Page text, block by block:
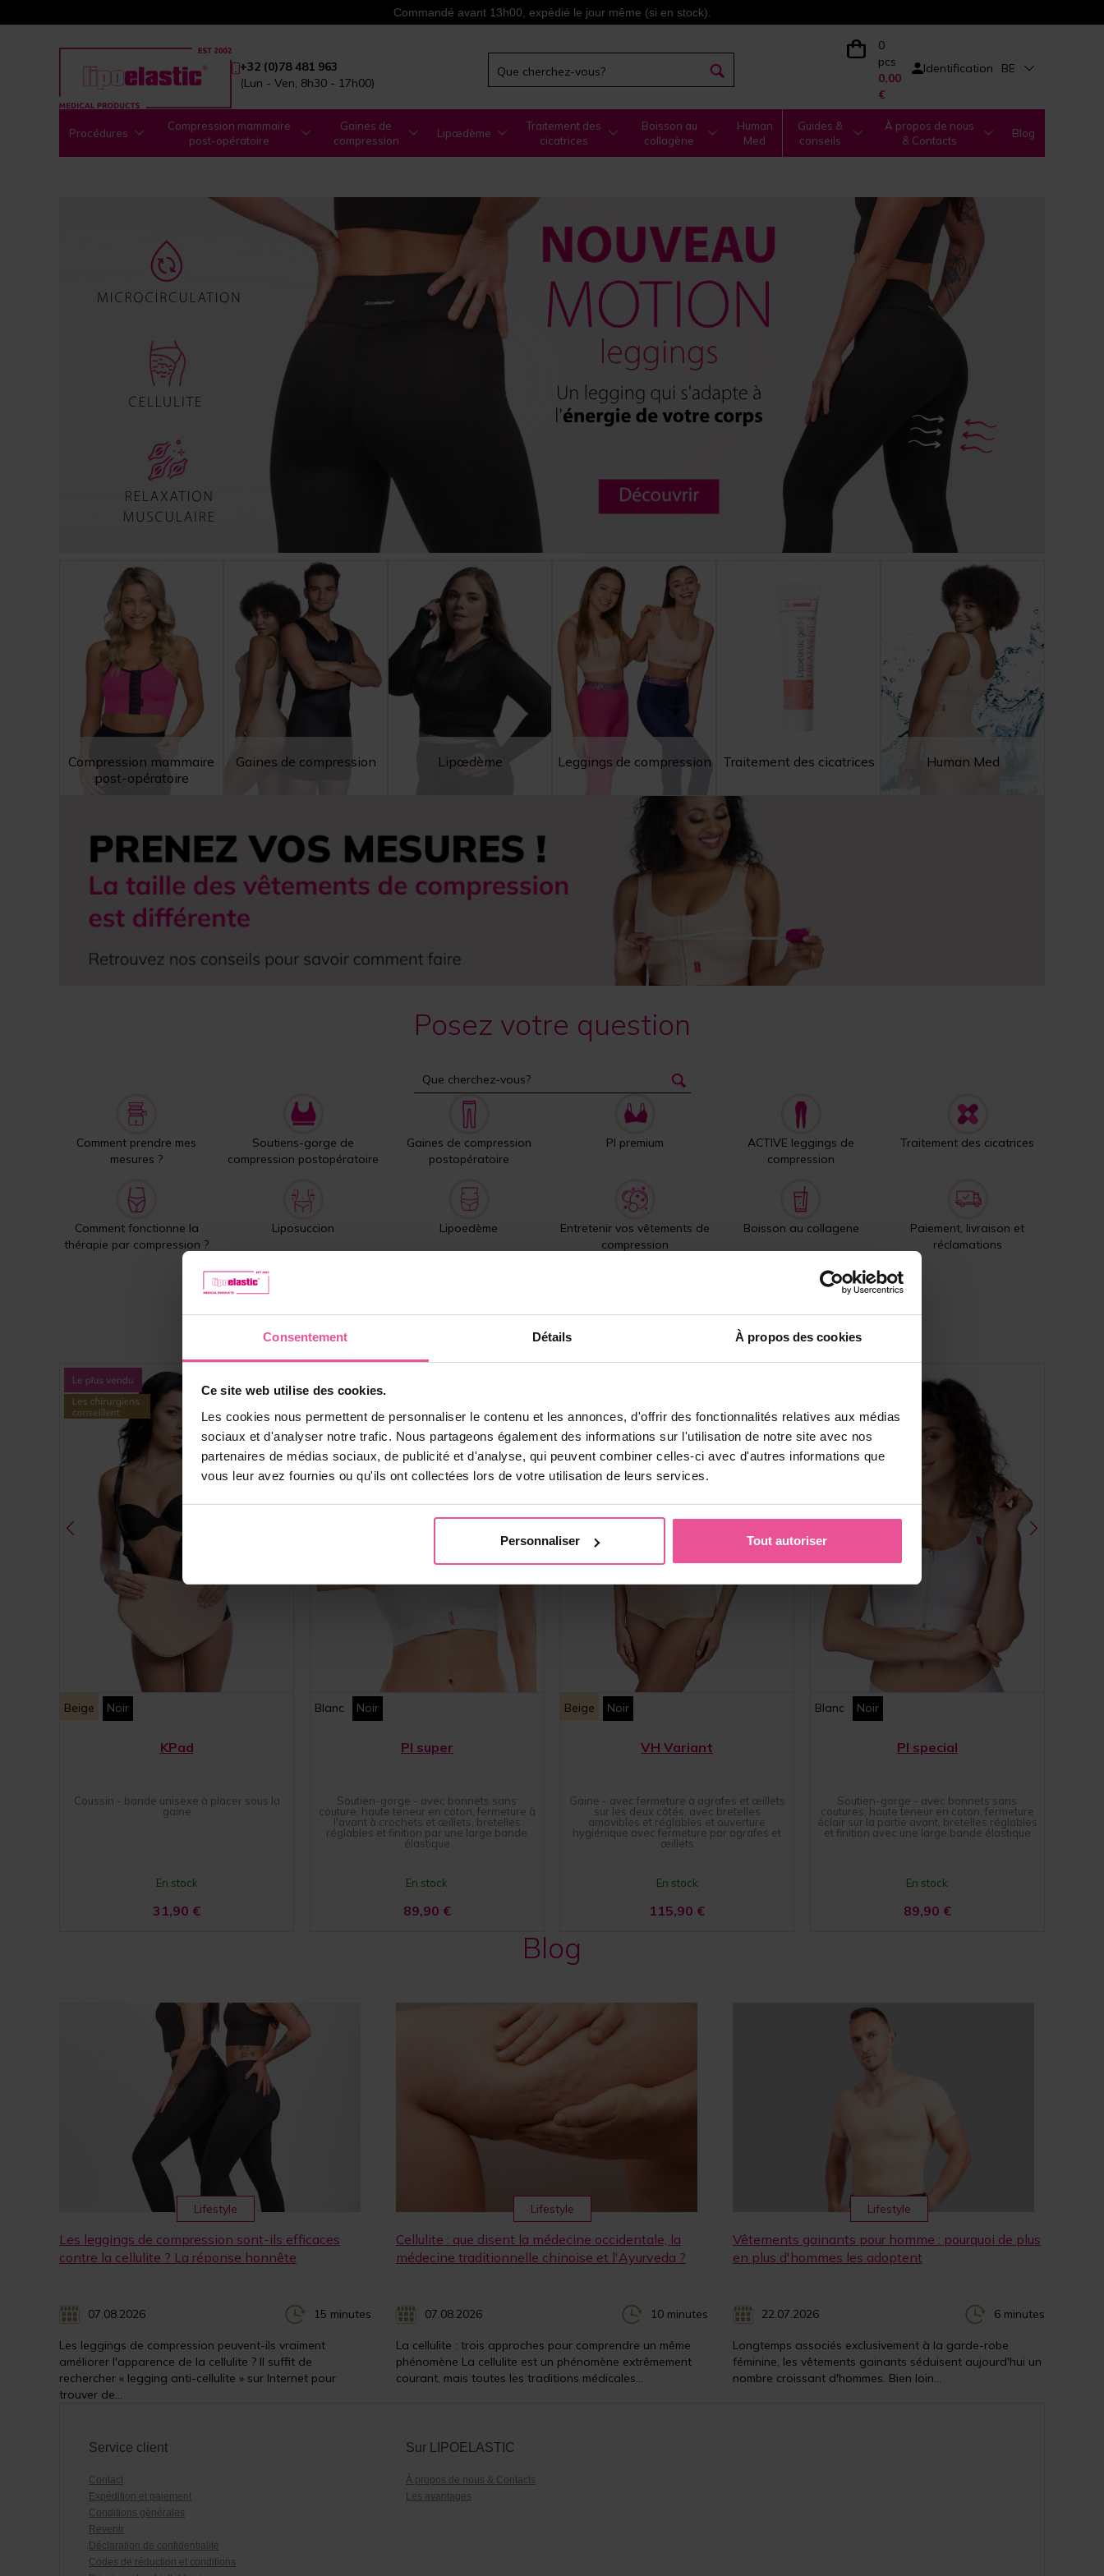
Consentement Détails À propos des cookies
Ce site web utilise des cookies.
Les cookies nous permettent de personnaliser le contenu et les annonces, d'offrir des fonctionnalités relatives aux médias
sociaux et d'analyser notre trafic. Nous partageons également des informations sur l'utilisation de notre site avec nos
partenaires de médias sociaux, de publicité et d'analyse, qui peuvent combiner celles-ci avec d'autres informations que
vous leur avez fournies ou qu'ils ont collectées lors de votre utilisation de leurs services.
Personnaliser Tout autoriser
Commandé avant 13h00, expédié le jour même (si en stock).
+32 (0)78 481 963
(Lun - Ven, 8h30 - 17h00)
0
pcs
0,00
€
Identification BE
Procédures
Compression mammaire
post-opératoire
Gaines de
compression
Lipœdème
Traitement des
cicatrices
Boisson au
collagène
Human
Med
Guides &
conseils
À propos de nous
& Contacts
Blog
Compression mammaire
post-opératoire
Gaines de compression Lipœdème Leggings de compression Traitement des cicatrices Human Med
Posez votre question
Comment prendre mes
mesures ?
Soutiens-gorge de
compression postopératoire
Gaines de compression
postopératoire
PI premium
ACTIVE leggings de
compression
Traitement des cicatrices
Comment fonctionne la
thérapie par compression ?
Liposuccion Lipoedème
Entretenir vos vêtements de
compression
Boisson au collagene
Paiement, livraison et
réclamations
Produits les plus vendus
Beige Noir
KPad
Coussin - bande unisexe à placer sous la
gaine
En stock
31,90 €
Blanc Noir
PI super
Soutien-gorge - avec bonnets sans
couture, haute teneur en coton, fermeture à
l'avant à crochets et œillets, bretelles
réglables et finition par une large bande
élastique
En stock
89,90 €
Beige Noir
VH Variant
Gaine - avec fermeture à agrafes et œillets
sur les deux côtés, avec bretelles
amovibles et réglables et ouverture
hygiénique avec fermeture par agrafes et
œillets
En stock
115,90 €
Blanc Noir
PI special
Soutien-gorge - avec bonnets sans
coutures, haute teneur en coton, fermeture
éclair sur la partie avant, bretelles réglables
et finition avec une large bande élastique
En stock
89,90 €
Blog
Lifestyle
Les leggings de compression sont-ils efficaces
contre la cellulite ? La réponse honnête
07.08.2026 15 minutes
Les leggings de compression peuvent-ils vraiment
améliorer l'apparence de la cellulite ? Il suffit de
rechercher « legging anti-cellulite » sur Internet pour
trouver de...
Lifestyle
Cellulite : que disent la médecine occidentale, la
médecine traditionnelle chinoise et l'Ayurveda ?
07.08.2026 10 minutes
La cellulite : trois approches pour comprendre un même
phénomène La cellulite est un phénomène extrêmement
courant, mais toutes les traditions médicales...
Lifestyle
Vêtements gainants pour homme : pourquoi de plus
en plus d'hommes les adoptent
22.07.2026 6 minutes
Longtemps associés exclusivement à la garde-robe
féminine, les vêtements gainants séduisent aujourd'hui un
nombre croissant d'hommes. Bien loin...
Service client
Contact
Expédition et paiement
Conditions générales
Revenir
Déclaration de confidentialité
Codes de réduction et conditions
Sur LIPOELASTIC
À propos de nous & Contacts
Les avantages